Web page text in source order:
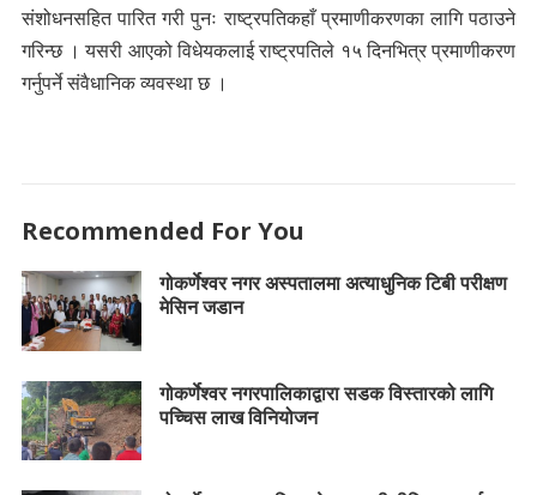
संशोधनसहित पारित गरी पुनः राष्ट्रपतिकहाँ प्रमाणीकरणका लागि पठाउने
गरिन्छ । यसरी आएको विधेयकलाई राष्ट्रपतिले १५ दिनभित्र प्रमाणीकरण
गर्नुपर्ने संवैधानिक व्यवस्था छ ।
Recommended For You
गोकर्णेश्वर नगर अस्पतालमा अत्याधुनिक टिबी परीक्षण
मेसिन जडान
गोकर्णेश्वर नगरपालिकाद्वारा सडक विस्तारको लागि
पच्चिस लाख विनियोजन